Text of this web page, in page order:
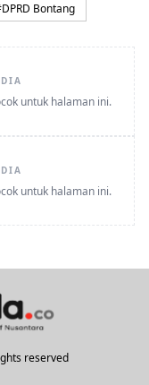
DPRD Bontang
untuk halaman ini.
untuk halaman ini.
reserved